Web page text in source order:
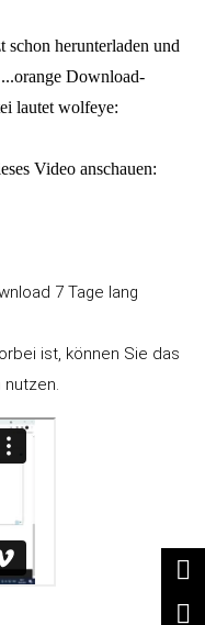
schon herunterladen und
Download-
lautet wolfeye:
Video anschauen:
7 Tage lang
ist, können Sie das